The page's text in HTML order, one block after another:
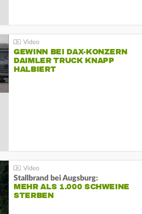
GEWINN BEI DAX-KONZERN
DAIMLER TRUCK KNAPP
HALBIERT
Stallbrand bei Augsburg:
MEHR ALS 1.000 SCHWEINE
STERBEN